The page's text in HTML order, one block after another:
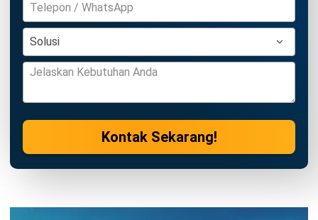
TRANSPORT MANAGEMENT
Panduan Vehicle Routing Problem
untuk Optimasi Rute Logistik